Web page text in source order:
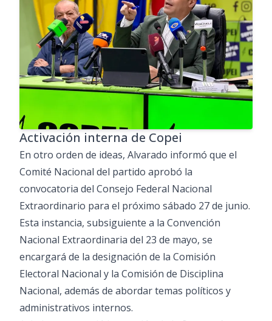
Activación interna de Copei
En otro orden de ideas, Alvarado informó que el
Comité Nacional del partido aprobó la
convocatoria del Consejo Federal Nacional
Extraordinario para el próximo sábado 27 de junio.
Esta instancia, subsiguiente a la Convención
Nacional Extraordinaria del 23 de mayo, se
encargará de la designación de la Comisión
Electoral Nacional y la Comisión de Disciplina
Nacional, además de abordar temas políticos y
administrativos internos.